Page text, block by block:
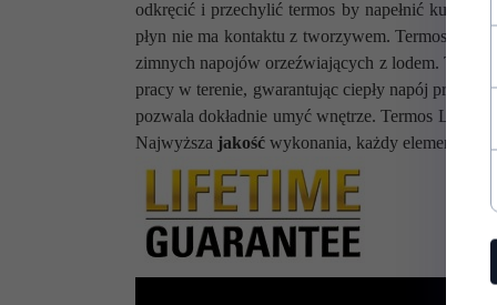
odkręcić i przechylić termos by napełnić kubek -
płyn nie ma kontaktu z tworzywem. Termos
zimnych napojów orzeźwiających z lodem.
pracy w terenie, gwarantując ciepły napój przez
pozwala dokładnie umyć wnętrze. Termos
Najwyższa jakość wykonania, każdy element
Średnica
korpusu u
góry:
9,7 cm
Wysokość
35,5 cm
Wysokość
bez
przykrywki:
31,8 cm